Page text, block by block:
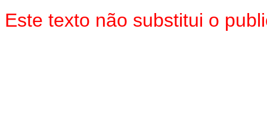
Este texto não substitui o